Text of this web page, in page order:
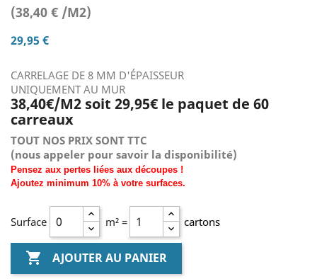
(38,40 € /M2)
29,95 €
CARRELAGE DE 8 MM D'ÉPAISSEUR
UNIQUEMENT AU MUR
38,40€/M2 soit 29,95€ le paquet de 60
carreaux
TOUT NOS PRIX SONT TTC
(nous appeler pour savoir la disponibilité)
Pensez aux pertes liées aux découpes !
Ajoutez minimum 10% à votre surfaces.
Surface m² = cartons
 AJOUTER AU PANIER